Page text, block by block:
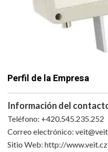
Perfil de la Empresa
Información del
Teléfono: +420.545.235.252
Correo electrónico:
Sitio Web: http://www.veit.cz